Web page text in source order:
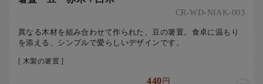
CR-WD-NIAK-003
異なる木材を組み合わせて作られた、豆の箸置。食卓に温もり
を添える、シンプルで愛らしいデザインです。
[ 木製の箸置 ]
440円